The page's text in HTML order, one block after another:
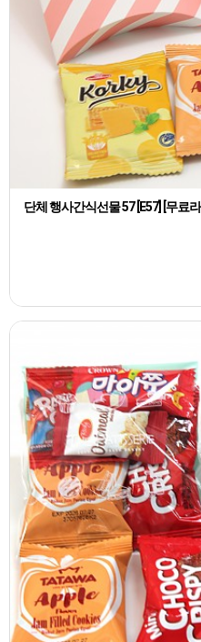
단체 행사간식선물 57 [E57] [무료